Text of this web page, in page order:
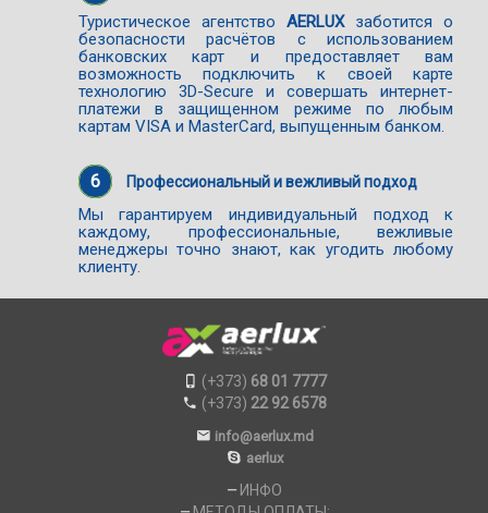
Туристическое агентство AERLUXзаботится о
безопасности расчётов с использованием
банковских карт и предоставляет вам
возможность подключить к своей карте
технологию 3D-Secure и совершать интернет-
платежи в защищенном режиме по любым
картам VISA и MasterCard, выпущенным банком.
6 Профессиональный и вежливый подход
Мы гарантируем индивидуальный подход к
каждому, профессиональные, вежливые
менеджеры точно знают, как угодить любому
клиенту.
(+373) 68 01 7777
(+373) 22 92 6578
info@aerlux.md
aerlux
ИНФО